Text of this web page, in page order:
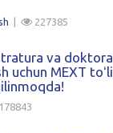
| 227385
va
uchun MEXT